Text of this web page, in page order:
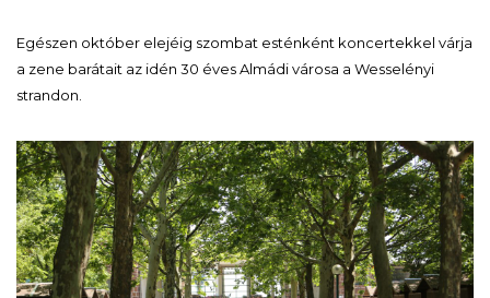
Egészen október elejéig szombat esténként koncertekkel várja
a zene barátait az idén 30 éves Almádi városa a Wesselényi
strandon.